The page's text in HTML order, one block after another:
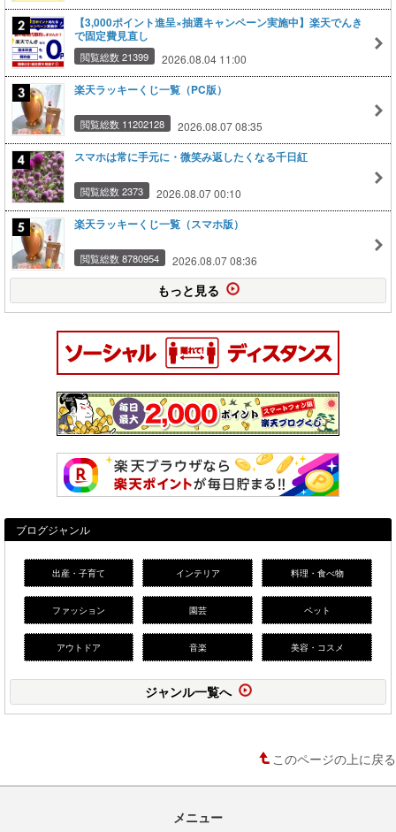
【3,000ポイント進呈×抽選キャンペーン実施中】楽天でんき
で固定費見直し
閲覧総数 21399 2026.08.04 11:00
楽天ラッキーくじ一覧（PC版）
閲覧総数 11202128 2026.08.07 08:35
スマホは常に手元に・微笑み返したくなる千日紅
閲覧総数 2373 2026.08.07 00:10
楽天ラッキーくじ一覧（スマホ版）
閲覧総数 8780954 2026.08.07 08:36
もっと見る
ブログジャンル
出産・子育て インテリア 料理・食べ物
ファッション 園芸 ペット
アウトドア 音楽 美容・コスメ
ジャンル一覧へ
このページの上に戻る
メニュー